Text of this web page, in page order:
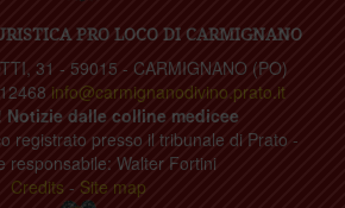
PRO LOCO DI CARMIGNANO
31 - 59015 - CARMIGNANO (PO)
info@carmignanodivino.prato.it
Notizie dalle colline medicee
registrato presso il tribunale di Prato -
responsabile: Walter Fortini
Credits - Site map